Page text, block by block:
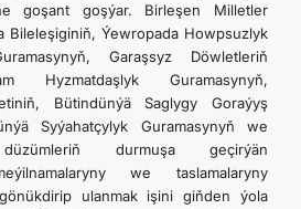
goşant goşýar. Birleşen Milletler
Bileleşiginiň, Ýewropada Howpsuzlyk
Garaşsyz Döwletleriň
Hyzmatdaşlyk Guramasynyň,
Bütindünýä Saglygy Goraýyş
Syýahatçylyk Guramasynyň we
durmuşa geçirýän
we taslamalaryny
ulanmak işini giňden ýola